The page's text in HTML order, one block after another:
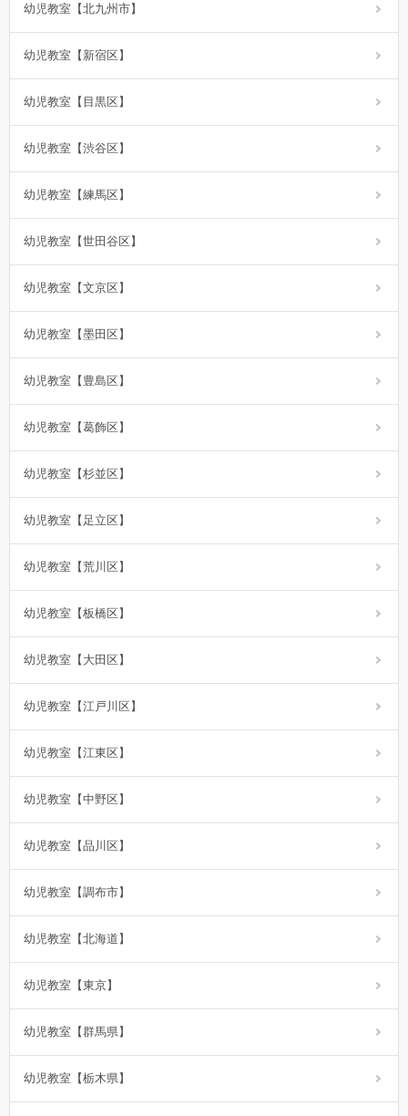
幼児教室【北九州市】
幼児教室【新宿区】
幼児教室【目黒区】
幼児教室【渋谷区】
幼児教室【練馬区】
幼児教室【世田谷区】
幼児教室【文京区】
幼児教室【墨田区】
幼児教室【豊島区】
幼児教室【葛飾区】
幼児教室【杉並区】
幼児教室【足立区】
幼児教室【荒川区】
幼児教室【板橋区】
幼児教室【大田区】
幼児教室【江戸川区】
幼児教室【江東区】
幼児教室【中野区】
幼児教室【品川区】
幼児教室【調布市】
幼児教室【北海道】
幼児教室【東京】
幼児教室【群馬県】
幼児教室【栃木県】